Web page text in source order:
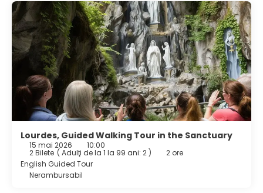
Lourdes, Guided Walking Tour in the Sanctuary
15 mai 2026 10:00
2 Bilete ( Adulţi de la 1 la 99 ani: 2 )
2 ore
English Guided Tour
Nerambursabil